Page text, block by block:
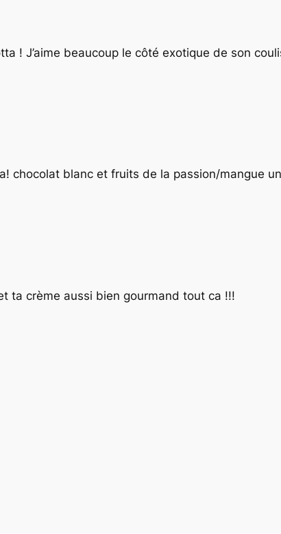
! J’aime beaucoup le côté exotique de son
chocolat blanc et fruits de la passion/mangue
ta crème aussi bien gourmand tout ca !!!